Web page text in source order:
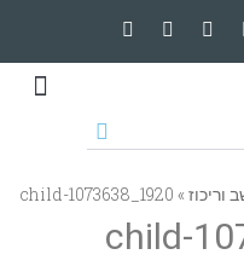
»
child-1073638_1920
child-